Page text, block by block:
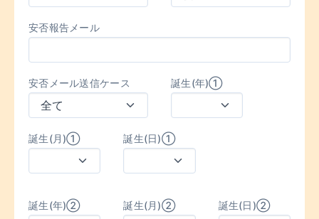
安否報告メール
安否メール送信ケース 誕生(年)①
誕生(月)① 誕生(日)①
誕生(年)② 誕生(月)② 誕生(日)②